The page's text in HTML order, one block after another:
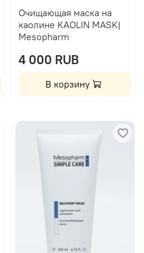
Очищающая маска на
каолине KAOLIN MASK|
Mesopharm
4 000 RUB
В корзину